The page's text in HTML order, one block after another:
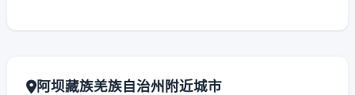
阿坝藏族羌族自治州附近城市